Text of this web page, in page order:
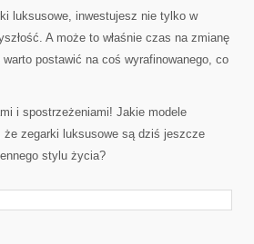
luksusowe, inwestujesz nie tylko w
A może to właśnie czas na zmianę
postawić na coś wyrafinowanego, co
i spostrzeżeniami! Jakie modele
że zegarki luksusowe są dziś jeszcze
stylu życia?